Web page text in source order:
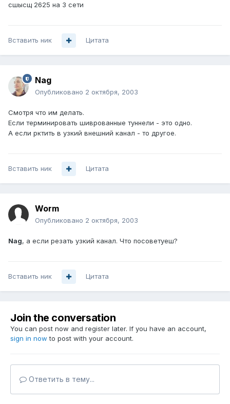
сшысщ 2625 на 3 сети
Вставить ник Цитата
Nag
Опубликовано 2 октября, 2003
Смотря что им делать.
Если терминировать шиврованные туннели - это одно.
А если рктить в узкий внешний канал - то другое.
Вставить ник Цитата
Worm
Опубликовано 2 октября, 2003
Nag, а если резать узкий канал. Что посоветуеш?
Вставить ник Цитата
Join the conversation
You can post now and register later. If you have an account,
sign in now to post with your account.
Ответить в тему...